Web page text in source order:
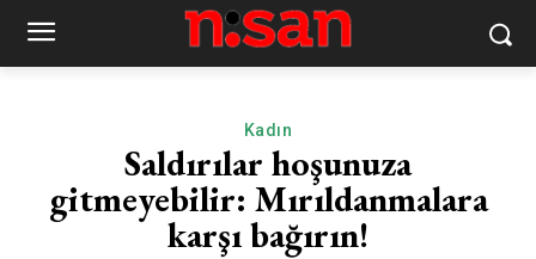
Kadın
Saldırılar hoşunuza
gitmeyebilir: Mırıldanmalara
karşı bağırın!